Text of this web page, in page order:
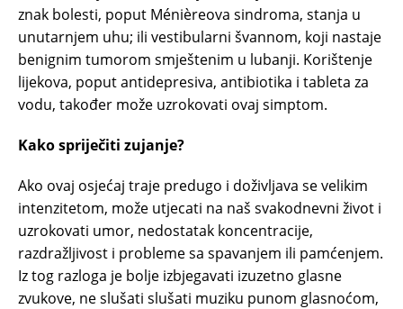
znak bolesti, poput Ménièreova sindroma, stanja u
unutarnjem uhu; ili vestibularni švannom, koji nastaje
benignim tumorom smještenim u lubanji. Korištenje
lijekova, poput antidepresiva, antibiotika i tableta za
vodu, također može uzrokovati ovaj simptom.
Kako spriječiti zujanje?
Ako ovaj osjećaj traje predugo i doživljava se velikim
intenzitetom, može utjecati na naš svakodnevni život i
uzrokovati umor, nedostatak koncentracije,
razdražljivost i probleme sa spavanjem ili pamćenjem.
Iz tog razloga je bolje izbjegavati izuzetno glasne
zvukove, ne slušati slušati muziku punom glasnoćom,